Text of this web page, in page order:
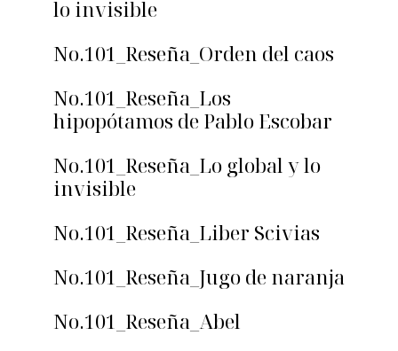
lo invisible
No.101_Reseña_Orden del caos
No.101_Reseña_Los
hipopótamos de Pablo Escobar
No.101_Reseña_Lo global y lo
invisible
No.101_Reseña_Liber Scivias
No.101_Reseña_Jugo de naranja
No.101_Reseña_Abel